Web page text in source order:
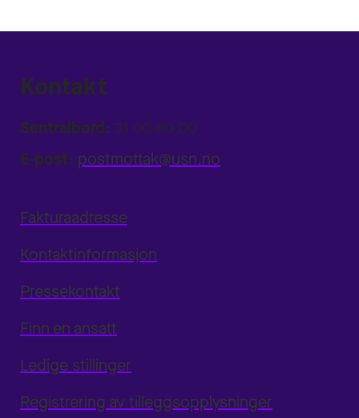
Kontakt
Sentralbord: 31 00 80 00
E-post: postmottak@usn.no
Fakturaadresse
Kontaktinformasjon
Pressekontakt
Finn en ansatt
Ledige stillinger
Registrering av tilleggsopplysninger